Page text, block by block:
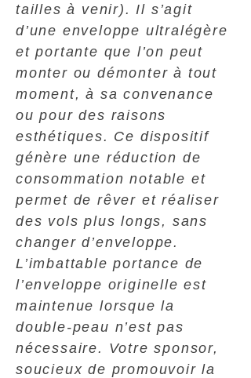
tailles à venir). Il s’agit
d’une enveloppe ultralégère
et portante que l’on peut
monter ou démonter à tout
moment, à sa convenance
ou pour des raisons
esthétiques. Ce dispositif
génère une réduction de
consommation notable et
permet de rêver et réaliser
des vols plus longs, sans
changer d’enveloppe.
L’imbattable portance de
l’enveloppe originelle est
maintenue lorsque la
double-peau n’est pas
nécessaire. Votre sponsor,
soucieux de promouvoir la